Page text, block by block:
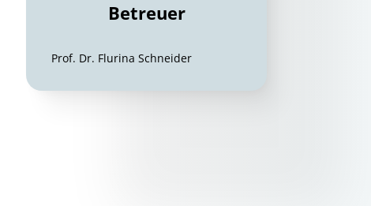
Betreuer
Prof. Dr. Flurina Schneider